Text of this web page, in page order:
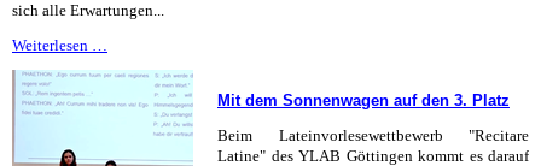
sich alle Erwartungen...
Weiterlesen …
Durcheinander
Mit dem Sonnenwagen auf den 3. Platz
Beim Lateinvorlesewettbewerb "Recitare
Latine" des YLAB Göttingen kommt es darauf